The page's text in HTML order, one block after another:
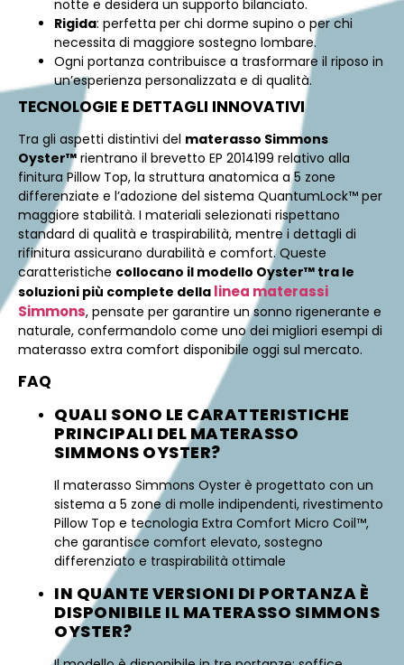
notte e desidera un supporto bilanciato.
Rigida: perfetta per chi dorme supino o per chi
necessita di maggiore sostegno lombare.
Ogni portanza contribuisce a trasformare il riposo in
un’esperienza personalizzata e di qualità.
TECNOLOGIE E DETTAGLI INNOVATIVI
Tra gli aspetti distintivi del materasso Simmons
Oyster™ rientrano il brevetto EP 2014199 relativo alla
finitura Pillow Top, la struttura anatomica a 5 zone
differenziate e l’adozione del sistema QuantumLock™ per
maggiore stabilità. I materiali selezionati rispettano
standard di qualità e traspirabilità, mentre i dettagli di
rifinitura assicurano durabilità e comfort. Queste
caratteristiche collocano il modello Oyster™ tra le
soluzioni più complete della linea materassi
Simmons, pensate per garantire un sonno rigenerante e
naturale, confermandolo come uno dei migliori esempi di
materasso extra comfort disponibile oggi sul mercato.
FAQ
QUALI SONO LE CARATTERISTICHE
PRINCIPALI DEL MATERASSO
SIMMONS OYSTER?
Il materasso Simmons Oyster è progettato con un
sistema a 5 zone di molle indipendenti, rivestimento
Pillow Top e tecnologia Extra Comfort Micro Coil™,
che garantisce comfort elevato, sostegno
differenziato e traspirabilità ottimale
IN QUANTE VERSIONI DI PORTANZA È
DISPONIBILE IL MATERASSO SIMMONS
OYSTER?